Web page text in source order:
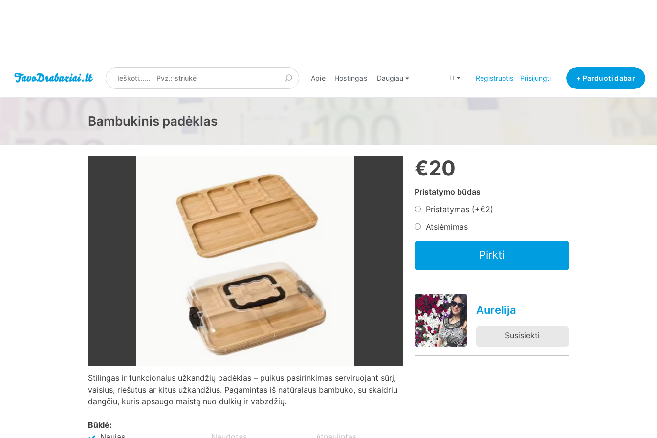
Apie Hostingas Daugiau lt Registruotis Prisijungti + Parduoti dabar
Bambukinis padėklas
Stilingas ir funkcionalus užkandžių padėklas – puikus pasirinkimas serviruojant sūrį,
vaisius, riešutus ar kitus užkandžius. Pagamintas iš natūralaus bambuko, su skaidriu
dangčiu, kuris apsaugo maistą nuo dulkių ir vabzdžių.
Būklė:
€20
Pristatymo būdas
Pristatymas (+€2)
Atsiėmimas
Pirkti
Aurelija
Susisiekti